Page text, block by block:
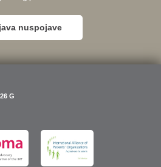
nuspojave
G